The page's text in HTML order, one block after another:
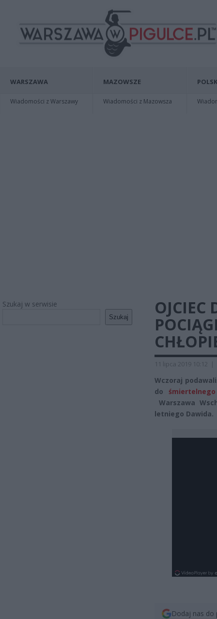
WARSZAWA
Wiadomości z Warszawy
MAZOWSZE
Wiadomości z Mazowsza
Szukaj w serwisie
Szukaj
OJCIEC
11 lipca 2019 10:12 |
Wczoraj
do
Warszawa
letniego Dawida.
Dodaj nas do